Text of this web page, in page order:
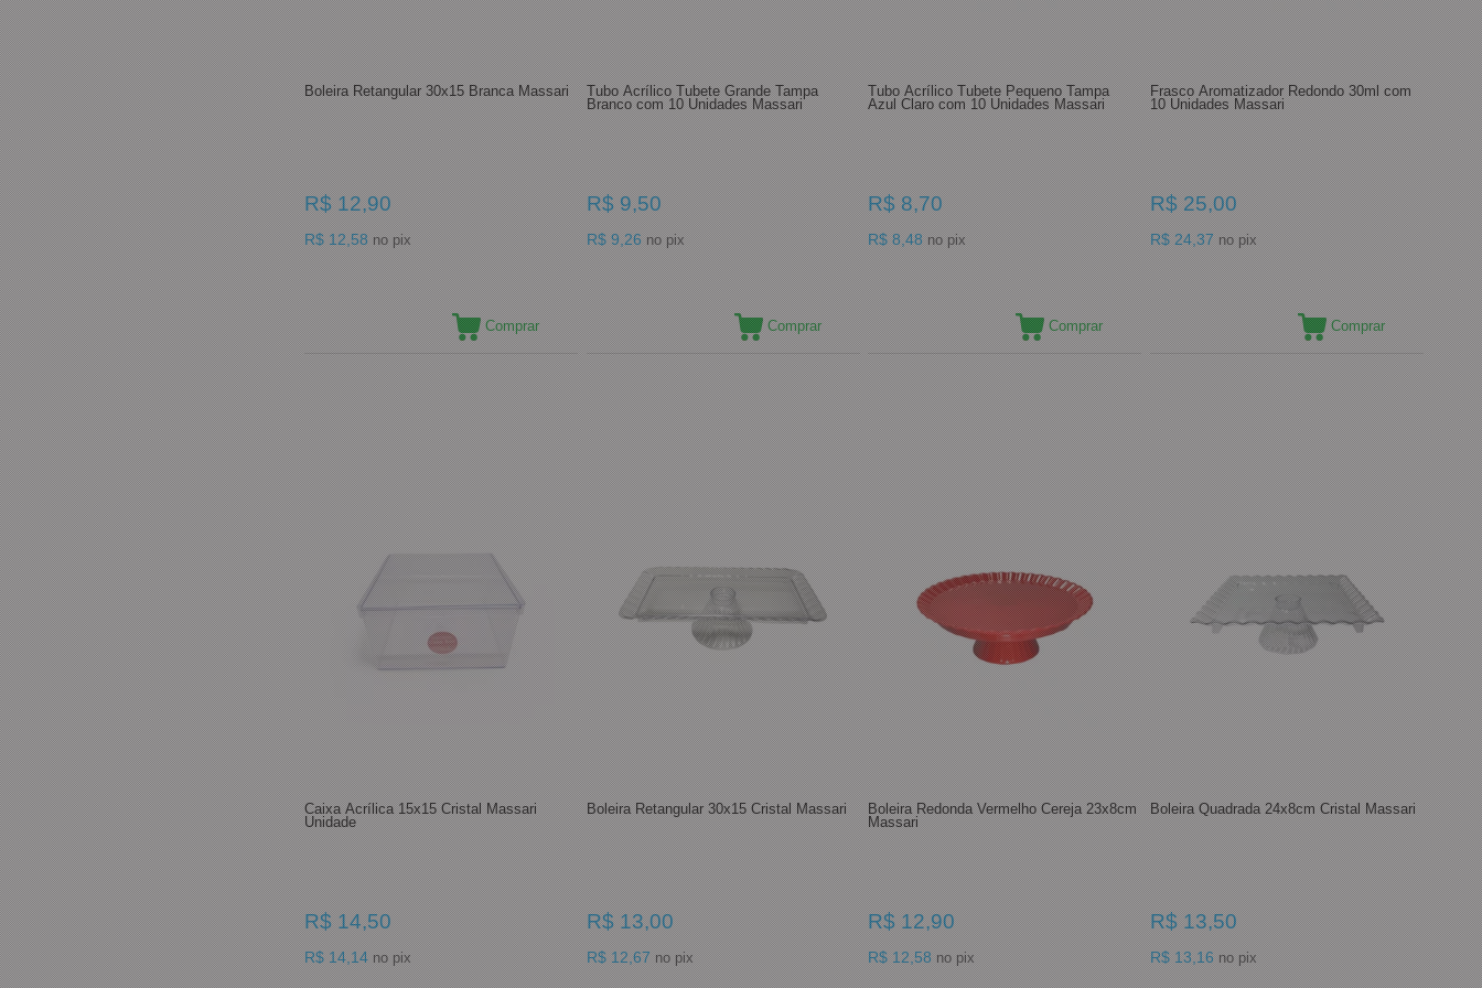
Boleira Retangular 30x15 Branca Massari
R$ 12,90
R$ 12,58 no pix
Comprar
Tubo Acrílico Tubete Grande Tampa
Branco com 10 Unidades Massari
R$ 9,50
R$ 9,26 no pix
Comprar
Tubo Acrílico Tubete Pequeno Tampa
Azul Claro com 10 Unidades Massari
R$ 8,70
R$ 8,48 no pix
Comprar
Frasco Aromatizador Redondo 30ml com
10 Unidades Massari
R$ 25,00
R$ 24,37 no pix
Comprar
Caixa Acrílica 15x15 Cristal Massari
Unidade
R$ 14,50
R$ 14,14 no pix
Boleira Retangular 30x15 Cristal Massari
R$ 13,00
R$ 12,67 no pix
Boleira Redonda Vermelho Cereja 23x8cm
Massari
R$ 12,90
R$ 12,58 no pix
Boleira Quadrada 24x8cm Cristal Massari
R$ 13,50
R$ 13,16 no pix